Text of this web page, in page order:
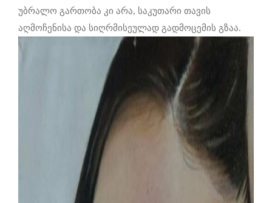
უბრალო გართობა კი არა, საკუთარი თავის
აღმოჩენისა და სიღრმისეულად გადმოცემის გზაა.